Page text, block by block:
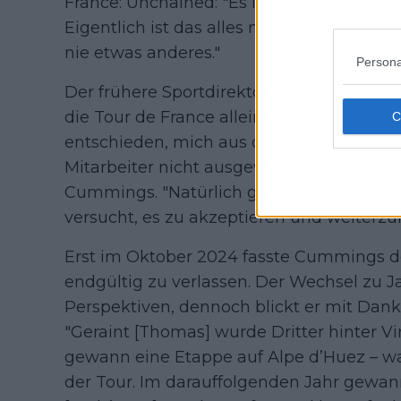
Eigentlich ist das alles nur Rauch. Was
nie etwas anderes."
Der frühere Sportdirektor machte
die Tour de France allein eine
entschieden, mich aus dem Rennen zu
Mitarbeiter nicht ausgewählt wird, muss
Cummings. "Natürlich gibt es Momente,
versucht, es zu akzeptieren und
Erst im Oktober 2024 fasste Cummings
endgültig zu verlassen. Der Wechsel zu
Perspektiven, dennoch blickt er mit
"Geraint [Thomas] wurde Dritter hinter
gewann eine Etappe auf Alpe d’Huez –
der Tour. Im darauffolgenden Jahr